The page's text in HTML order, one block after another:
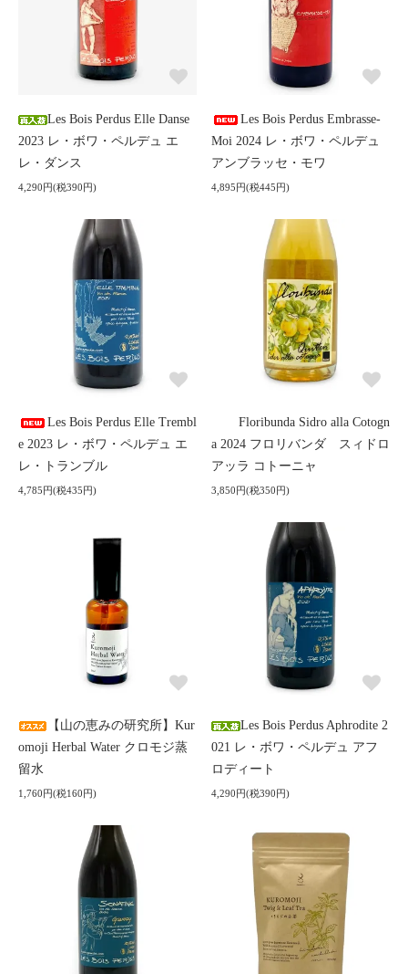
Les Bois Perdus Elle Danse
2023 レ・ボワ・ペルデュ エ
レ・ダンス
4,290円(税390円)
Les Bois Perdus Embrasse-
Moi 2024 レ・ボワ・ペルデュ
アンブラッセ・モワ
4,895円(税445円)
Les Bois Perdus Elle Trembl
e 2023 レ・ボワ・ペルデュ エ
レ・トランブル
4,785円(税435円)
Floribunda Sidro alla Cotogn
a 2024 フロリバンダ スィドロ
アッラ コトーニャ
3,850円(税350円)
【山の恵みの研究所】Kur
omoji Herbal Water クロモジ蒸
留水
1,760円(税160円)
Les Bois Perdus Aphrodite 2
021 レ・ボワ・ペルデュ アフ
ロディート
4,290円(税390円)